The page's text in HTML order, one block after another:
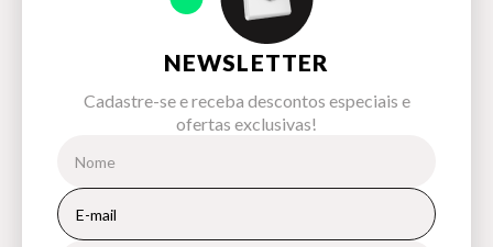
NEWSLETTER
Cadastre-se e receba descontos especiais e
ofertas exclusivas!